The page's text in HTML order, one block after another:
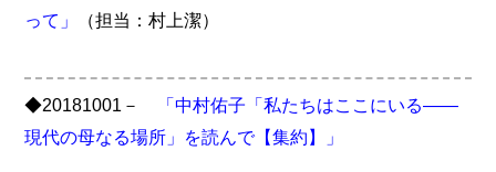
って」
（担当：村上潔）
◆20181001－
「中村佑子「私たちはここにいる――
現代の母なる場所」を読んで【集約】」